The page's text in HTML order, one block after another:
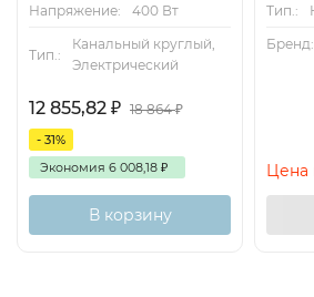
Напряжение:
400 Вт
Тип.:
Канальный круглый,
Электрический
12 855,82 ₽ 18 864₽
- 31%
Экономия 6 008,18 ₽
В корзину
Тип.:
Бренд:
Цена